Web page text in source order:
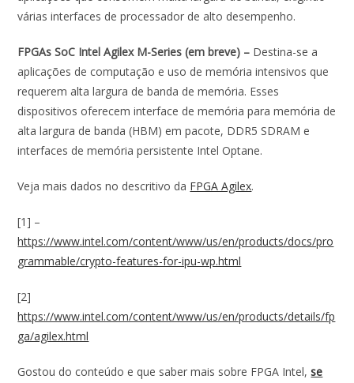
várias interfaces de processador de alto desempenho.
FPGAs SoC Intel Agilex M-Series (em breve) – Destina-se a
aplicações de computação e uso de memória intensivos que
requerem alta largura de banda de memória. Esses
dispositivos oferecem interface de memória para memória de
alta largura de banda (HBM) em pacote, DDR5 SDRAM e
interfaces de memória persistente Intel Optane.
Veja mais dados no descritivo da FPGA Agilex.
[1] –
https://www.intel.com/content/www/us/en/products/docs/pro
grammable/crypto-features-for-ipu-wp.html
[2]
https://www.intel.com/content/www/us/en/products/details/fp
ga/agilex.html
Gostou do conteúdo e que saber mais sobre FPGA Intel,se